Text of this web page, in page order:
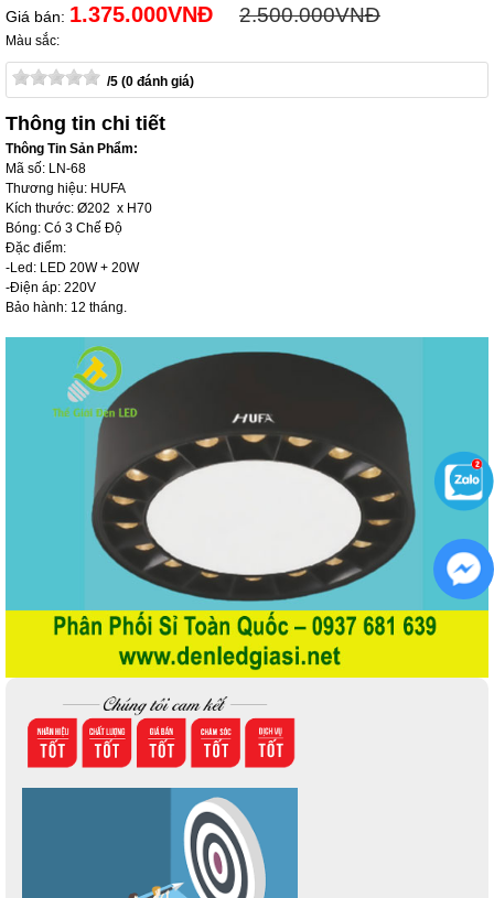
Giá bán: 1.375.000VNĐ 2.500.000VNĐ
Màu sắc:
/5 (0 đánh giá)
Thông tin chi tiết
Thông Tin Sản Phẩm:
Mã số: LN-68
Thương hiệu: HUFA
Kích thước: Ø202 x H70
Bóng: Có 3 Chế Độ
Đặc điểm:
-Led: LED 20W + 20W
-Điện áp: 220V
Bảo hành: 12 tháng.